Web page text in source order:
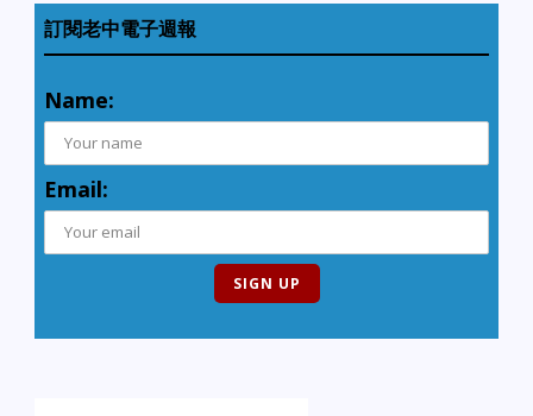
訂閱老中電子週報
Name:
Email: